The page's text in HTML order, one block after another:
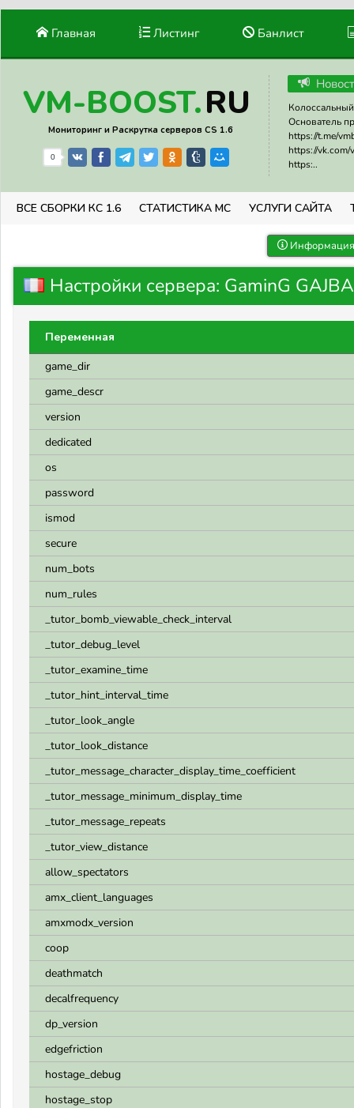
Главная Листинг Банлист
VM-BOOST.RU
Мониторинг и Раскрутка серверов CS 1.6
0
Основатель
https://t.me/
https://vk.com/
https:..
ВСЕ СБОРКИ КС 1.6 СТАТИСТИКА МС УСЛУГИ САЙТА
Настройки сервера: GaminG
Переменная
game_dir
game_descr
version
dedicated
os
password
ismod
secure
num_bots
num_rules
_tutor_bomb_viewable_check_interval
_tutor_debug_level
_tutor_examine_time
_tutor_hint_interval_time
_tutor_look_angle
_tutor_look_distance
_tutor_message_character_display_time_coefficient
_tutor_message_minimum_display_time
_tutor_message_repeats
_tutor_view_distance
allow_spectators
amx_client_languages
amxmodx_version
coop
deathmatch
decalfrequency
dp_version
edgefriction
hostage_debug
hostage_stop